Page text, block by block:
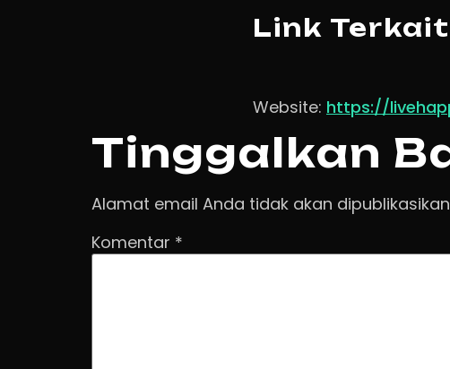
Link Terkait
Website: https://
Tinggalkan
Alamat email Anda tidak akan
Komentar *